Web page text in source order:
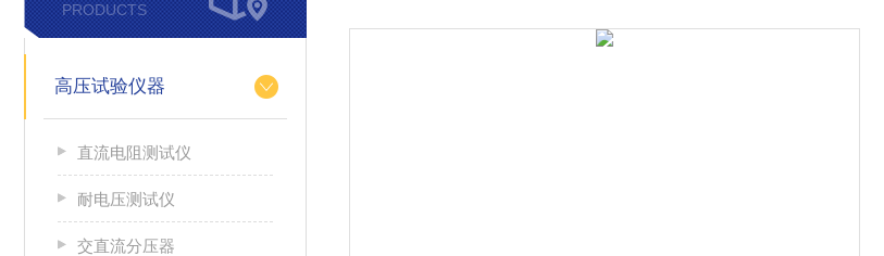
PRODUCTS
高压试验仪器
直流电阻测试仪
耐电压测试仪
交直流分压器